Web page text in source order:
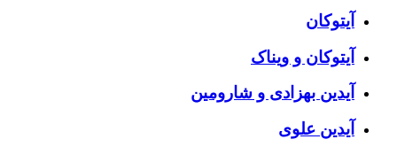
آیتوکان
آیتوکان و ویناک
آیدین بهزادی و شارومین
آیدین علوی